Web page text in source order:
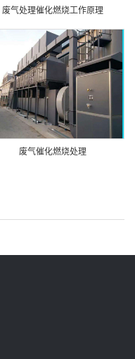
废气处理催化燃烧工作原理
废气催化燃烧处理